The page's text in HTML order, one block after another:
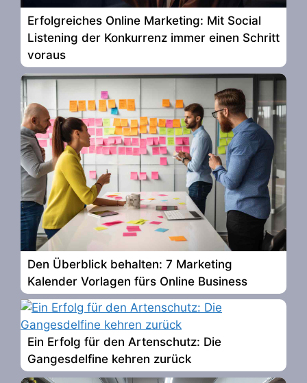
Erfolgreiches Online Marketing: Mit Social
Listening der Konkurrenz immer einen Schritt
voraus
Den Überblick behalten: 7 Marketing
Kalender Vorlagen fürs Online Business
Ein Erfolg für den Artenschutz: Die
Gangesdelfine kehren zurück